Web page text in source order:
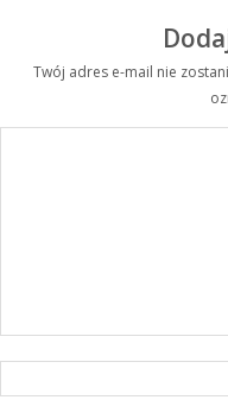
Twój adres e-mail nie